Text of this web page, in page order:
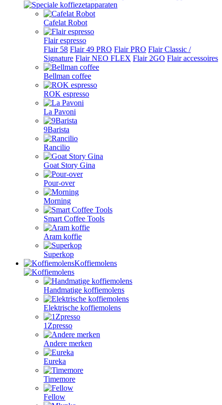
Cafelat Robot
Flair espresso
Flair 58 Flair 49 PRO Flair PRO Flair Classic /
Signature Flair NEO FLEX Flair 2GO Flair accessoires
Bellman coffee
ROK espresso
La Pavoni
9Barista
Rancilio
Goat Story Gina
Pour-over
Morning
Smart Coffee Tools
Aram koffie
Superkop
Koffiemolens
Handmatige koffiemolens
Elektrische koffiemolens
1Zpresso
Andere merken
Eureka
Timemore
Fellow